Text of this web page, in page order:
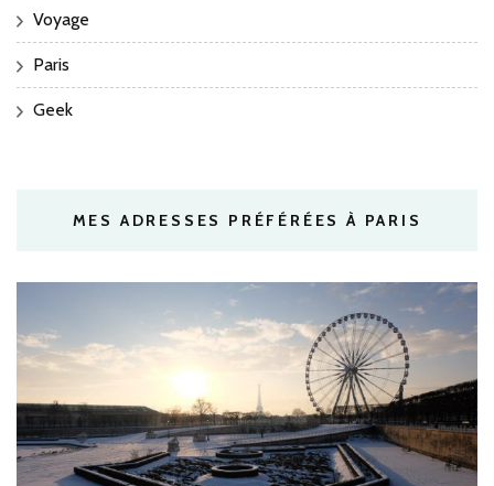
Voyage
Paris
Geek
MES ADRESSES PRÉFÉRÉES À PARIS